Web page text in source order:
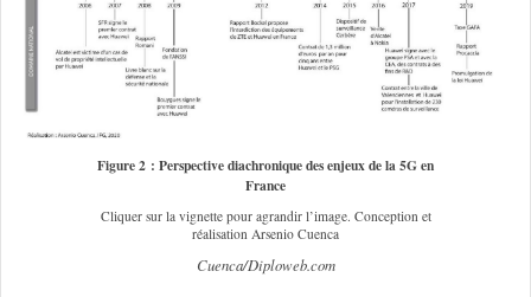
Figure 2 : Perspective diachronique des enjeux de la 5G en
France
Cliquer sur la vignette pour agrandir l’image. Conception et
réalisation Arsenio Cuenca
Cuenca/Diploweb.com